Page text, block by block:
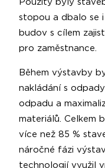
Použity byly
stopou a dbalo se
budov s cílem
pro zaměstnance.
Během výstavby
nakládání s
odpadu a
materiálů. Celkem
více než 85 %
náročné fázi
technologií využil